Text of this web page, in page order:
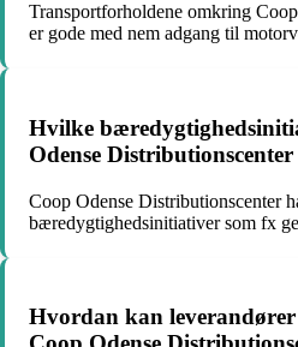
Transportforholdene omkring
er gode med nem adgang til
Hvilke
Odense
Coop Odense Distributionscenter
bæredygtighedsinitiativer som fx
Hvordan kan leverandører